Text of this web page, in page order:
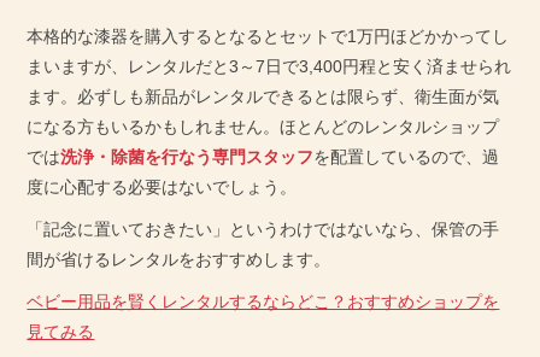
本格的な漆器を購入するとなるとセットで1万円ほどかかってし
まいますが、レンタルだと3～7日で3,400円程と安く済ませられ
ます。必ずしも新品がレンタルできるとは限らず、衛生面が気
になる方もいるかもしれません。ほとんどのレンタルショップ
では洗浄・除菌を行なう専門スタッフを配置しているので、過
度に心配する必要はないでしょう。
「記念に置いておきたい」というわけではないなら、保管の手
間が省けるレンタルをおすすめします。
ベビー用品を賢くレンタルするならどこ？おすすめショップを
見てみる